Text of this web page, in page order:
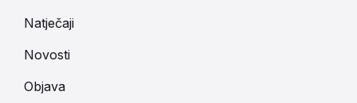
Natječaji
Novosti
Objava